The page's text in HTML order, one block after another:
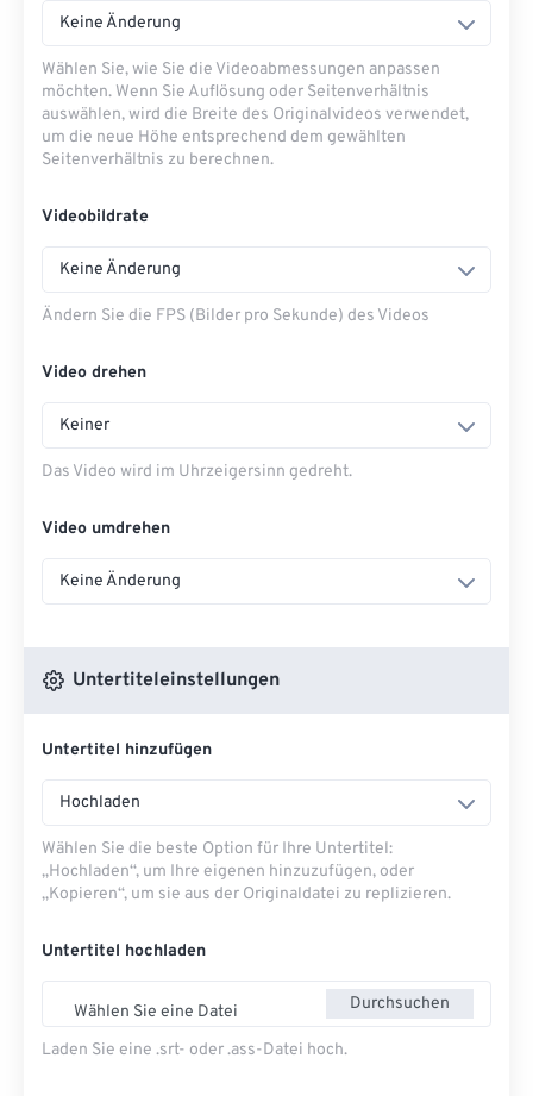
Keine Änderung
Wählen Sie, wie Sie die Videoabmessungen anpassen
möchten. Wenn Sie Auflösung oder Seitenverhältnis
auswählen, wird die Breite des Originalvideos verwendet,
um die neue Höhe entsprechend dem gewählten
Seitenverhältnis zu berechnen.
Videobildrate
Keine Änderung
Ändern Sie die FPS (Bilder pro Sekunde) des Videos
Video drehen
Keiner
Das Video wird im Uhrzeigersinn gedreht.
Video umdrehen
Keine Änderung
Untertiteleinstellungen
Untertitel hinzufügen
Hochladen
Wählen Sie die beste Option für Ihre Untertitel:
„Hochladen“, um Ihre eigenen hinzuzufügen, oder
„Kopieren“, um sie aus der Originaldatei zu replizieren.
Untertitel hochladen
Wählen Sie eine Datei Durchsuchen
Laden Sie eine .srt- oder .ass-Datei hoch.